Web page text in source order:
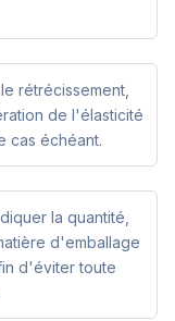
rétrécissement,
de l'élasticité
cas échéant.
la quantité,
d'emballage
d'éviter toute